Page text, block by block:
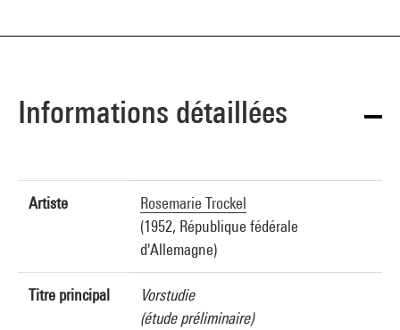
Informations détaillées
Artiste
Rosemarie Trockel
(1952, République fédérale
d'Allemagne)
Titre principal
Vorstudie
(étude préliminaire)